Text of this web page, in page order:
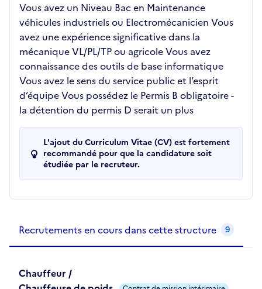
Vous avez un Niveau Bac en Maintenance
véhicules industriels ou Electromécanicien Vous
avez une expérience significative dans la
mécanique VL/PL/TP ou agricole Vous avez
connaissance des outils de base informatique
Vous avez le sens du service public et l’esprit
d’équipe Vous possédez le Permis B obligatoire -
la détention du permis D serait un plus
L'ajout du Curriculum Vitae (CV) est fortement
recommandé pour que la candidature soit
étudiée par le recruteur.
Recrutements en cours dans cette structure 9
Chauffeur /